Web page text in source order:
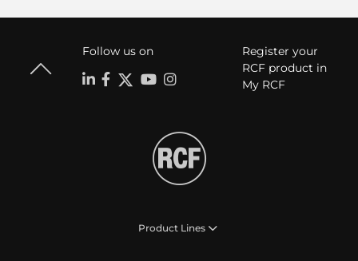
Follow us on
Register your
RCF product in
My RCF
Product Lines